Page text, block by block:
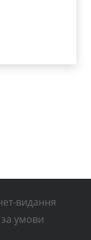
видання
умови